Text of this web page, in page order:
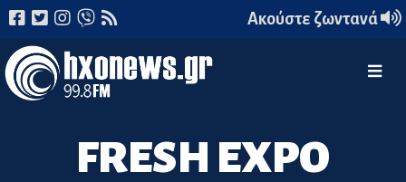
Ακούστε ζωντανά
FRESH EXPO